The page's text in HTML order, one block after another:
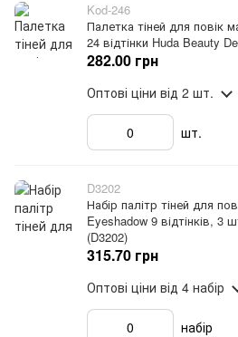
Kod-246
Палетка тіней для повік
24 відтінки Huda Beauty
282.00 грн
Оптові ціни від 2 шт.
шт.
D3202
Набір палітр тіней для
Eyeshadow 9 відтінків, 3
(D3202)
315.70 грн
Оптові ціни від 4 набір
набір